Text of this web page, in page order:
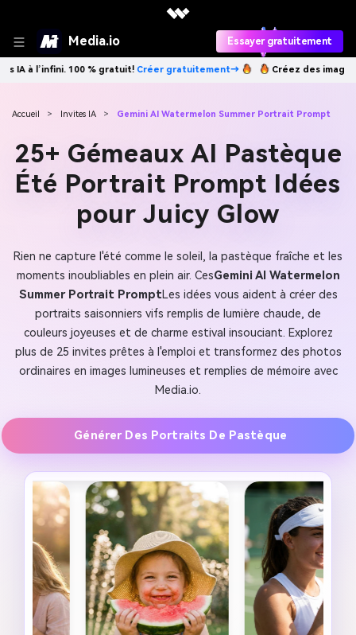
Media.io Essayer gratuitement
gratuitement→ Créez des images IA à l’infini. 100 % gratuit!Créer
Accueil > Invites IA > Gemini AI Watermelon Summer Portrait Prompt
25+ Gémeaux AI Pastèque
Été Portrait Prompt Idées
pour Juicy Glow
Rien ne capture l'été comme le soleil, la pastèque fraîche et les
moments inoubliables en plein air. CesGemini AI Watermelon
Summer Portrait PromptLes idées vous aident à créer des
portraits saisonniers vifs remplis de lumière chaude, de
couleurs joyeuses et de charme estival insouciant. Explorez
plus de 25 invites prêtes à l'emploi et transformez des photos
ordinaires en images lumineuses et remplies de mémoire avec
Media.io.
Générer Des Portraits De Pastèque